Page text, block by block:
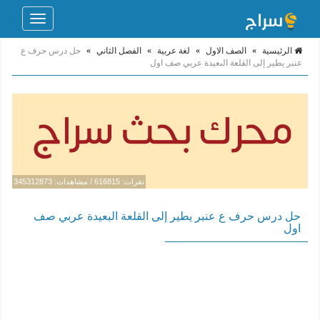
Toggle
الرئيسية » الصف الاول » لغة عربية » الفصل الثاني » حل درس حرف ع
عنبر يطير إلى القلعة البعيدة عربي صف اول
نقرات: 616815 / مشاهدات: 345312873
حل درس حرف ع عنبر يطير إلى القلعة البعيدة عربي صف
اول